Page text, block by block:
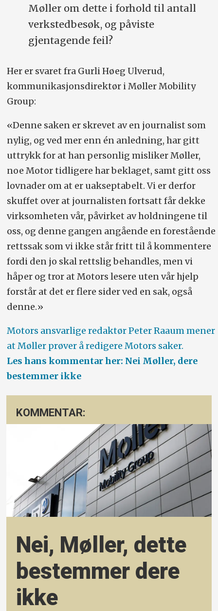
Møller om dette i forhold til antall
verkstedbesøk, og påviste
gjentagende feil?
Her er svaret fra Gurli Høeg Ulverud,
kommunikasjonsdirektør i Møller Mobility
Group:
«Denne saken er skrevet av en journalist som
nylig, og ved mer enn én anledning, har gitt
uttrykk for at han personlig misliker Møller,
noe Motor tidligere har beklaget, samt gitt oss
lovnader om at er uakseptabelt. Vi er derfor
skuffet over at journalisten fortsatt får dekke
virksomheten vår, påvirket av holdningene til
oss, og denne gangen angående en forestående
rettssak som vi ikke står fritt til å kommentere
fordi den jo skal rettslig behandles, men vi
håper og tror at Motors lesere uten vår hjelp
forstår at det er flere sider ved en sak, også
denne.»
Motors ansvarlige redaktør Peter Raaum mener
at Møller prøver å redigere Motors saker.
Les hans kommentar her: Nei Møller, dere
bestemmer ikke
KOMMENTAR:
Nei, Møller, dette
bestemmer dere
ikke